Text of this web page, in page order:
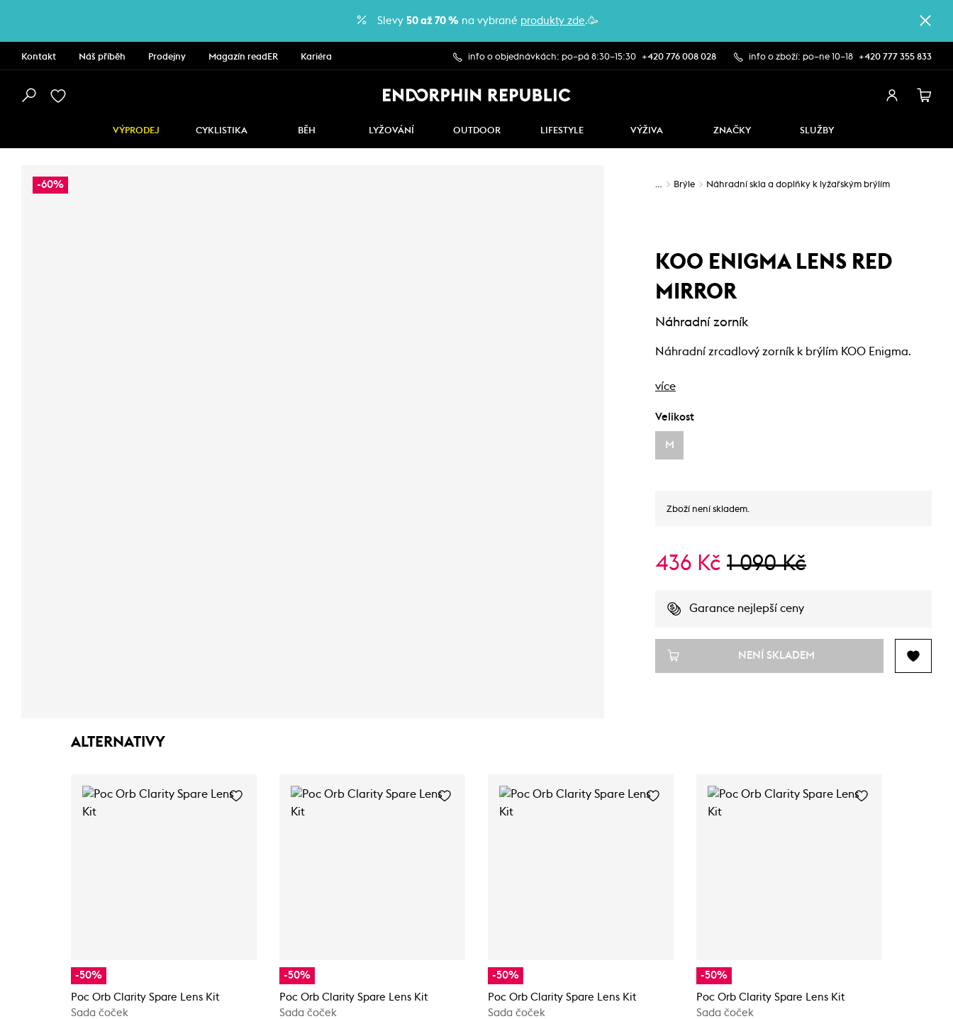
Slevy 50 až 70 % na vybrané produkty zde.🥳
Kontakt Náš příběh Prodejny Magazín readER Kariéra info o objednávkách: po–pá 8:30–15:30 +420 776 008 028 info o zboží: po–ne 10–18 +420 777 355 833
VÝPRODEJ CYKLISTIKA BĚH LYŽOVÁNÍ OUTDOOR LIFESTYLE VÝŽIVA ZNAČKY SLUŽBY
-60% … Brýle Náhradní skla a doplňky k lyžařským brýlím
KOO ENIGMA LENS RED
MIRROR
Náhradní zorník
Náhradní zrcadlový zorník k brýlím KOO Enigma.
více
Velikost
M
Zboží není skladem.
436 Kč 1 090 Kč
Garance nejlepší ceny
NENÍ SKLADEM
ALTERNATIVY
-50%
Poc Orb Clarity Spare Lens Kit
Sada čoček
-50%
Poc Orb Clarity Spare Lens Kit
Sada čoček
-50%
Poc Orb Clarity Spare Lens Kit
Sada čoček
-50%
Poc Orb Clarity Spare Lens Kit
Sada čoček